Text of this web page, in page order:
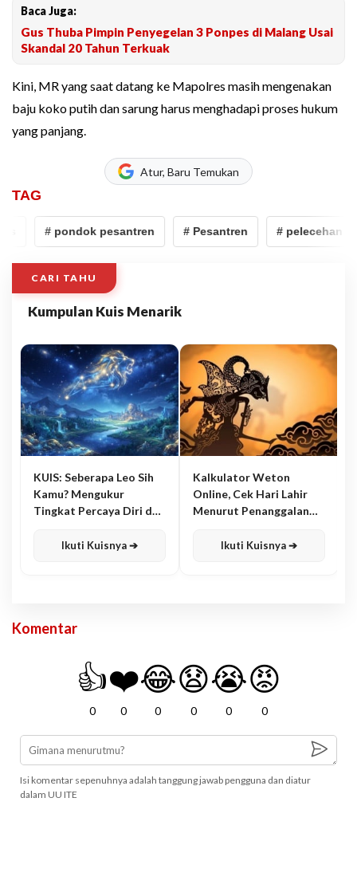
Baca Juga:
Gus Thuba Pimpin Penyegelan 3 Ponpes di Malang Usai
Skandal 20 Tahun Terkuak
Kini, MR yang saat datang ke Mapolres masih mengenakan
baju koko putih dan sarung harus menghadapi proses hukum
yang panjang.
Atur, Baru Temukan
TAG
# pondok pesantren # Pesantren # pelecehan
CARI TAHU
Kumpulan Kuis Menarik
KUIS: Seberapa Leo Sih
Kamu? Mengukur
Tingkat Percaya Diri dan
Ikuti Kuisnya ➔
Kalkulator Weton
Online, Cek Hari Lahir
Menurut Penanggalan
Ikuti Kuisnya ➔
Komentar
👍
0
❤️
0
😂
0
😧
0
😭
0
😡
0
Isi komentar sepenuhnya adalah tanggung jawab pengguna dan diatur
dalam UU ITE